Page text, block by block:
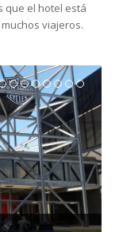
que el hotel está
viajeros.